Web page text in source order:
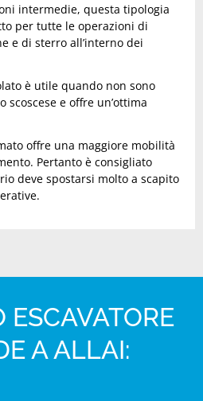
intermedie, questa tipologia
per tutte le operazioni di
e di sterro all’interno dei
è utile quando non sono
scoscese e offre un’ottima
offre una maggiore mobilità
Pertanto è consigliato
deve spostarsi molto a scapito
ESCAVATORE
A ALLAI: